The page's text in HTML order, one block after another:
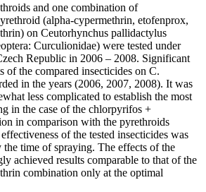
and one combination of
(alpha-cypermethrin, etofenprox,
on Ceutorhynchus pallidactylus
Curculionidae) were tested under
Republic in 2006 – 2008. Significant
of the compared insecticides on C.
in the years (2006, 2007, 2008). It was
less complicated to establish the most
in the case of the chlorpyrifos +
in comparison with the pyrethroids
of the tested insecticides was
time of spraying. The effects of the
achieved results comparable to that of the
combination only at the optimal